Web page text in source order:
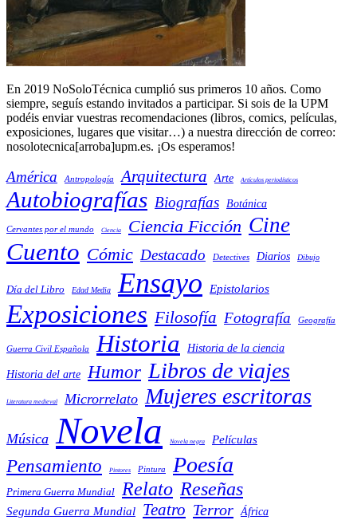
En 2019 NoSoloTécnica cumplió sus primeros 10 años. Como
siempre, seguís estando invitados a participar. Si sois de la UPM
podéis enviar vuestras recomendaciones (libros, comics, películas,
exposiciones, lugares que visitar…) a nuestra dirección de correo:
nosolotecnica[arroba]upm.es. ¡Os esperamos!
América Antropología Arquitectura Arte Artículos periodísticos
Autobiografías Biografías Botánica
Cervantes por el mundo Ciencia Ciencia Ficción Cine
Cuento Cómic Destacado Detectives Diarios Dibujo
Día del Libro Edad Media Ensayo Epistolarios
Exposiciones Filosofía Fotografía Geografía
Guerra Civil Española Historia Historia de la ciencia
Historia del arte Humor Libros de viajes
Literatura medieval Microrrelato Mujeres escritoras
Música Novela Novela negra Películas
Pensamiento Pintores Pintura Poesía
Primera Guerra Mundial Relato Reseñas
Segunda Guerra Mundial Teatro Terror África